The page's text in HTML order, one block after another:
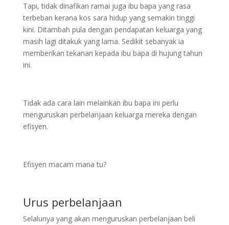
Tapi, tidak dinafikan ramai juga ibu bapa yang rasa
terbeban kerana kos sara hidup yang semakin tinggi
kini. Ditambah pula dengan pendapatan keluarga yang
masih lagi ditakuk yang lama. Sedikit sebanyak ia
memberikan tekanan kepada ibu bapa di hujung tahun
ini.
Tidak ada cara lain melainkan ibu bapa ini perlu
menguruskan perbelanjaan keluarga mereka dengan
efisyen.
Efisyen macam mana tu?
Urus perbelanjaan
Selalunya yang akan menguruskan perbelanjaan beli